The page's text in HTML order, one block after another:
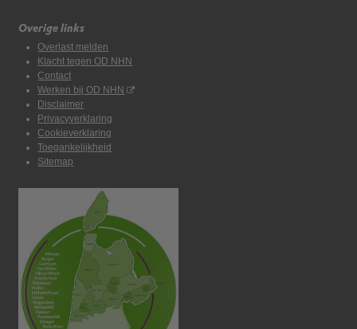
Overige links
Overlast melden
Klacht tegen OD NHN
Contact
Werken bij OD NHN
Disclaimer
Privacyverklaring
Cookieverklaring
Toegankelijkheid
Sitemap